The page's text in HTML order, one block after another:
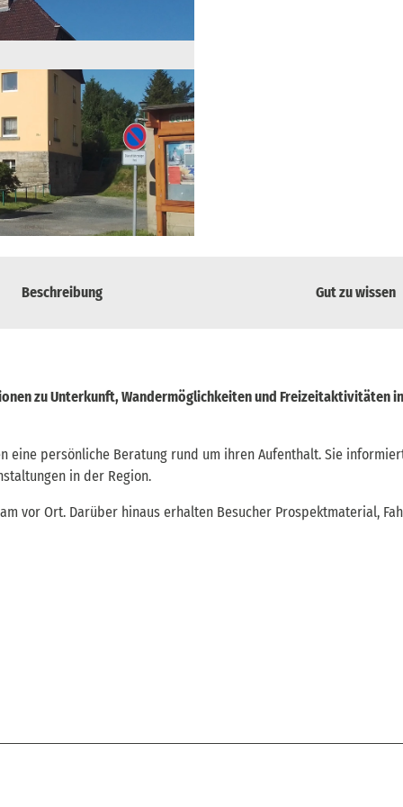
Beschreibung Gut zu wissen
zu Unterkunft, Wandermöglichkeiten und Freizeitaktivitäten
eine persönliche Beratung rund um ihren Aufenthalt. Sie
in der Region.
vor Ort. Darüber hinaus erhalten Besucher Prospektmaterial,